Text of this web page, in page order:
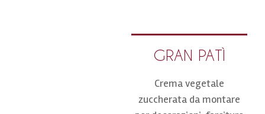
GRAN PATÌ
Crema vegetale
zuccherata da montare